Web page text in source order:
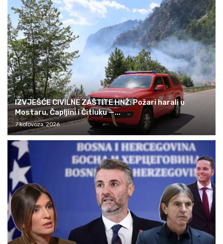
IZVJEŠĆE CIVILNE ZAŠTITE HNŽ: Požari harali u
Mostaru, Čapljini i Čitluku —...
7 kolovoza, 2026